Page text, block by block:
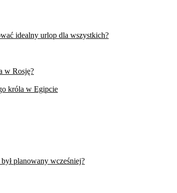
idealny urlop dla wszystkich?
w Rosję?
króla w Egipcie
planowany wcześniej?